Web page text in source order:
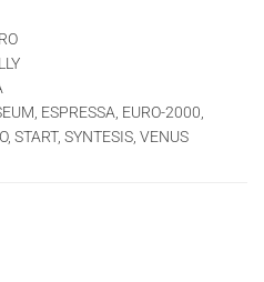
ESPRESSA, EURO-2000,
START, SYNTESIS, VENUS